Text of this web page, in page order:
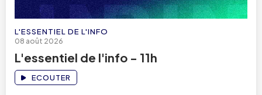
L'ESSENTIEL DE L'INFO
08 août 2026
L'essentiel de l'info - 11h
ECOUTER